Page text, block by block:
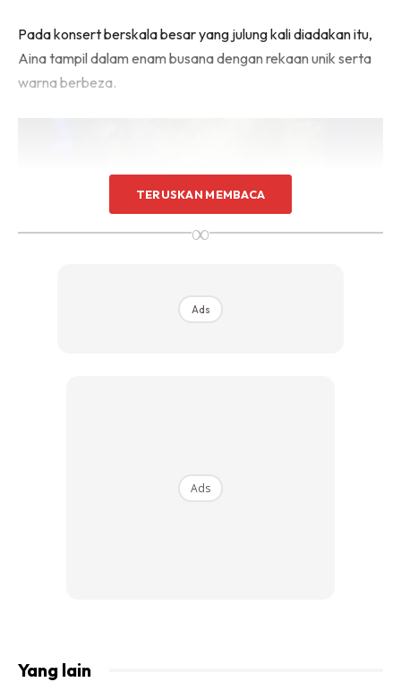
Pada konsert berskala besar yang julung kali diadakan itu,
Aina tampil dalam enam busana dengan rekaan unik serta
warna berbeza.
TERUSKAN MEMBACA
∞
Ads
Ads
Yang lain